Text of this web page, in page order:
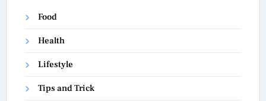
Food
Health
Lifestyle
Tips and Trick